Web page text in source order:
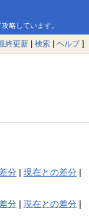
略しています。
終更新 | 検索 | ヘルプ]
差分 |現在との差分 |
差分 |現在との差分 |